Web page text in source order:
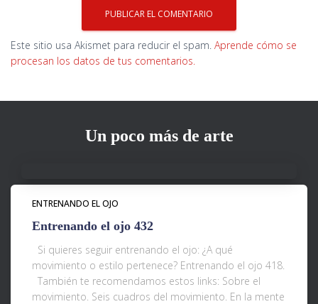
Este sitio usa Akismet para reducir el spam. Aprende cómo se
procesan los datos de tus comentarios.
Un poco más de arte
ENTRENANDO EL OJO
Entrenando el ojo 432
Si quieres seguir entrenando el ojo: ¿A qué
movimiento o estilo pertenece? Entrenando el ojo 418.
También te recomendamos estos links: Sobre el
movimiento. Seis cuadros del movimiento. En la mente